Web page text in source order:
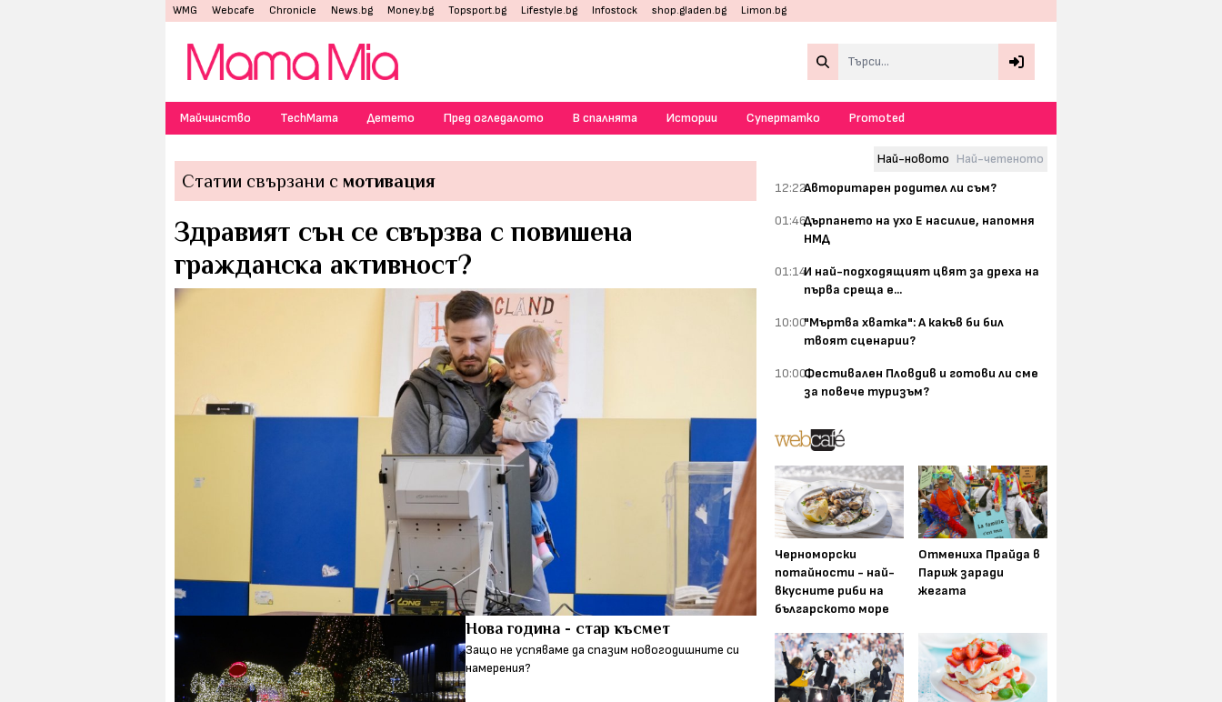
WMG Webcafe Chronicle News.bg Money.bg Topsport.bg Lifestyle.bg Infostock shop.gladen.bg Limon.bg
Майчинство TechMama Детето Пред огледалото В спалнята Истории Супертатко Promoted
Статии свързани с мотивация
Здравият сън се свързва с повишена
гражданска активност?
Нова година - стар късмет
Защо не успяваме да спазим новогодишните си
намерения?
Най-новото Най-четеното
12:22Авторитарен родител ли съм?
01:46Дърпането на ухо Е насилие, напомня
НМД
01:14И най-подходящият цвят за дреха на
първа среща е...
10:00"Мъртва хватка": А какъв би бил
твоят сценарии?
10:00Фестивален Пловдив и готови ли сме
за повече туризъм?
Черноморски
потайности - най-
вкусните риби на
българското море
Отмениха Прайда в
Париж заради
жегата